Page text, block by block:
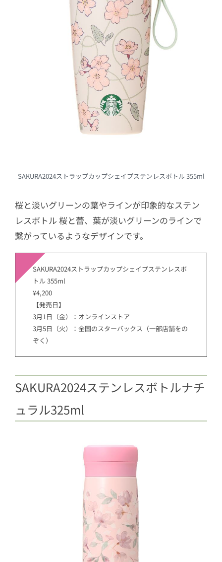
SAKURA2024ストラップカップシェイプステンレスボトル 355ml
桜と淡いグリーンの葉やラインが印象的なステン
レスボトル 桜と蕾、葉が淡いグリーンのラインで
繋がっているようなデザインです。
SAKURA2024ストラップカップシェイプステンレスボ
トル 355ml
¥4,200
【発売日】
3月1日（金）：オンラインストア
3月5日（火）：全国のスターバックス（一部店舗をの
ぞく）
SAKURA2024ステンレスボトルナチ
ュラル325ml